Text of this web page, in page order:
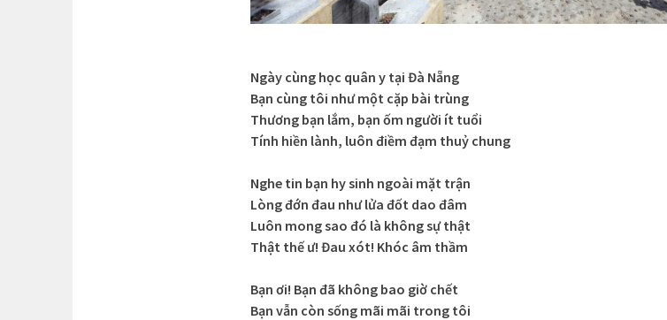
Ngày cùng học quân y tại Đà Nẵng
Bạn cùng tôi như một cặp bài trùng
Thương bạn lắm, bạn ốm người ít tuổi
Tính hiền lành, luôn điềm đạm thuỷ chung
Nghe tin bạn hy sinh ngoài mặt trận
Lòng đớn đau như lửa đốt dao đâm
Luôn mong sao đó là không sự thật
Thật thế ư! Đau xót! Khóc âm thầm
Bạn ơi! Bạn đã không bao giờ chết
Bạn vẫn còn sống mãi mãi trong tôi